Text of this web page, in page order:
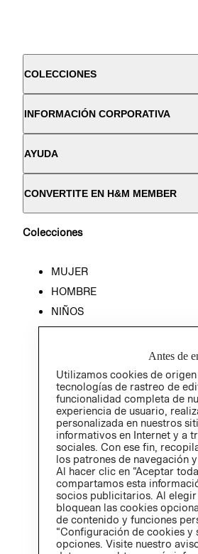
COLECCIONES
INFORMACIÓN CORPORATIVA
AYUDA
CONVERTITE EN H&M MEMBER
Colecciones
MUJER
HOMBRE
NIÑOS
HOME
Antes de
Utilizamos cookies de
tecnologías de rastreo de
funcionalidad completa de
experiencia de usuario,
personalizada en nuestros
informativos en Internet y a
sociales. Con ese fin,
los patrones de navegación
Al hacer clic en “Aceptar
compartamos esta
socios publicitarios. Al elegir
bloquean las cookies
de contenido y funciones
“Configuración de cookies y
opciones. Visite nuestro